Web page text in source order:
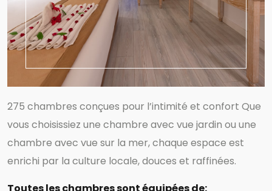
275 chambres conçues pour l’intimité et confort Que
vous choisissiez une chambre avec vue jardin ou une
chambre avec vue sur la mer, chaque espace est
enrichi par la culture locale, douces et raffinées.